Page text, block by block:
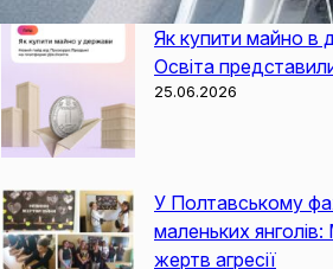
Як купити майно в
Освіта
25.06.2026
У Полтавському
маленьких
жертв агресії